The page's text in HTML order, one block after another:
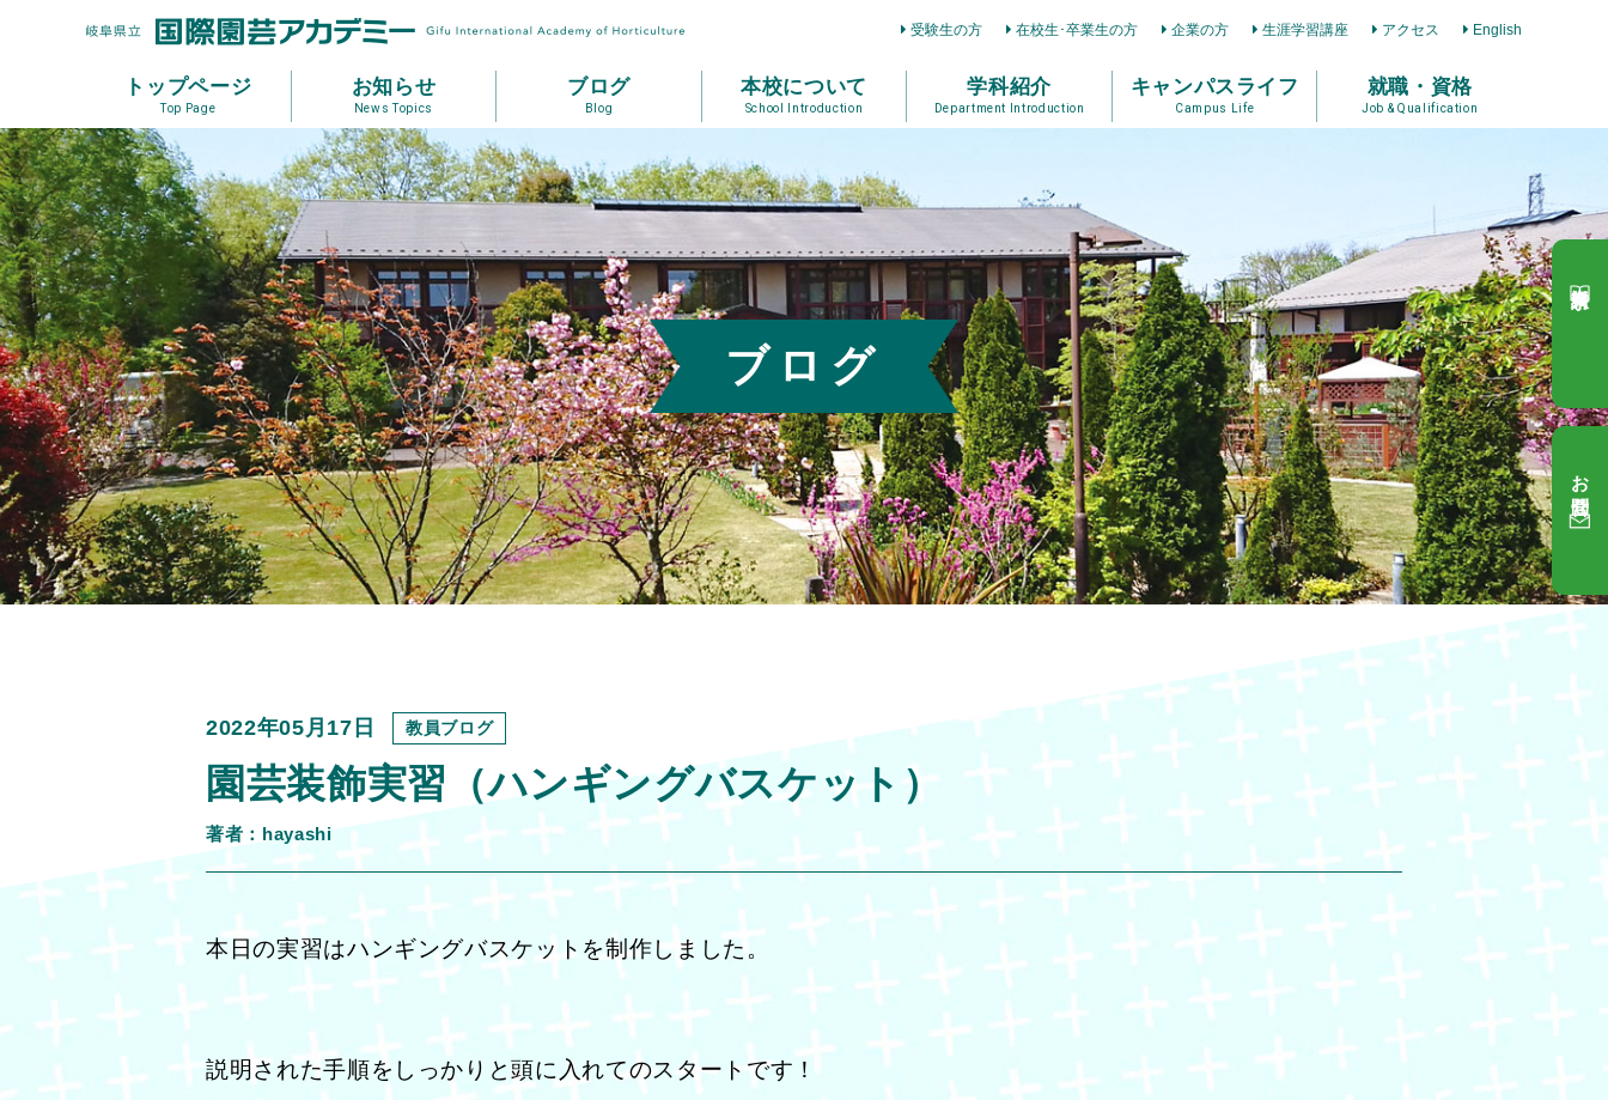
受験生の方 在校生･卒業生の方 企業の方 生涯学習講座 アクセス English
トップページ
Top Page
お知らせ
News Topics
ブログ
Blog
本校について
School Introduction
学科紹介
Department Introduction
キャンパスライフ
Campus Life
就職・資格
Job & Qualification
ブログ
2022年05月17日 教員ブログ
園芸装飾実習（ハンギングバスケット）
著者：hayashi
本日の実習はハンギングバスケットを制作しました。
説明された手順をしっかりと頭に入れてのスタートです！
お問合せ